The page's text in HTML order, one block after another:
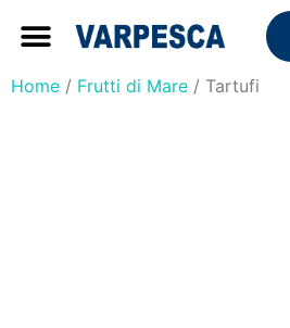
Home / Frutti di Mare / Tartufi